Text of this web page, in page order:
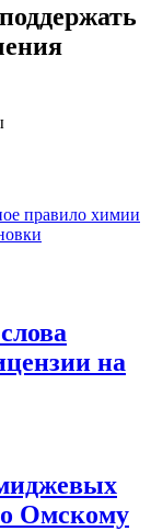
правило химии
на
Омскому